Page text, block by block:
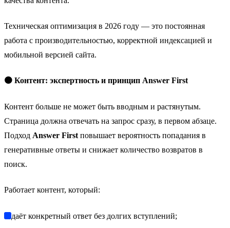
Техническая оптимизация в 2026 году — это постоянная
работа с производительностью, корректной индексацией и
мобильной версией сайта.
🟠 Контент: экспертность и принцип Answer First
Контент больше не может быть вводным и растянутым.
Страница должна отвечать на запрос сразу, в первом абзаце.
Подход Answer First повышает вероятность попадания в
генеративные ответы и снижает количество возвратов в
поиск.
Работает контент, который:
даёт конкретный ответ без долгих вступлений;